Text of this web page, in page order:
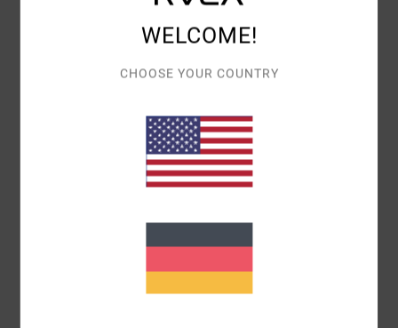
Locker und entspannt
Vorderseite Mit Siebdruckmotiv
Zusammensetzung[Hauptstoff] 100 % Bio-Baumwolle
Versand & Rückversand
WELCOME!
CHOOSE YOUR COUNTRY